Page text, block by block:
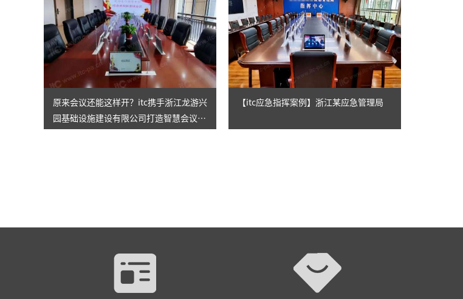
原来会议还能这样开？itc携手浙江龙游兴
园基础设施建设有限公司打造智慧会议室
【itc应急指挥案例】浙江某应急管理局